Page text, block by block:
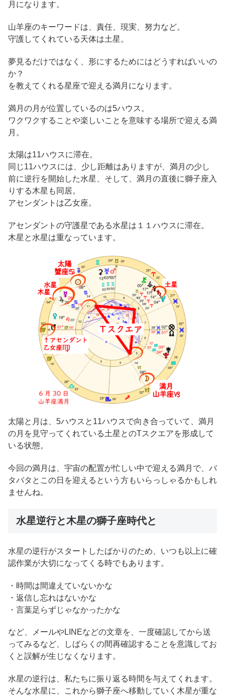
月になります。
山羊座のキーワードは、責任、現実、努力など。
守護してくれている天体は土星。
夢見るだけではなく、形にするためにはどうすればいいの
か？
を教えてくれる星座で迎える満月になります。
満月の月が位置しているのは5ハウス。
ワクワクすることや楽しいことを意味する場所で迎える満
月。
太陽は11ハウスに滞在。
同じ11ハウスには、少し距離はありますが、満月の少し
前に逆行を開始した水星、そして、満月の直後に獅子座入
りする木星も同居。
アセンダントは乙女座。
アセンダントの守護星である水星は１１ハウスに滞在。
木星と水星は重なっています。
太陽と月は、5ハウスと11ハウスで向き合っていて、満月
の月を見守ってくれている土星とのTスクエアを形成して
いる状態。
今回の満月は、宇宙の配置が忙しい中で迎える満月で、バ
タバタとこの日を迎えるという方もいらっしゃるかもしれ
ませんね。
水星逆行と木星の獅子座時代と
水星の逆行がスタートしたばかりのため、いつも以上に確
認作業が大切になってくる時でもあります。
・時間は間違えていないかな
・返信し忘れはないかな
・言葉足らずじゃなかったかな
など、メールやLINEなどの文章を、一度確認してから送
ってみるなど、しばらくの間再確認することを意識してお
くと誤解が生じなくなります。
水星の逆行は、私たちに振り返る時間を与えてくれます。
そんな水星に、これから獅子座へ移動していく木星が重な